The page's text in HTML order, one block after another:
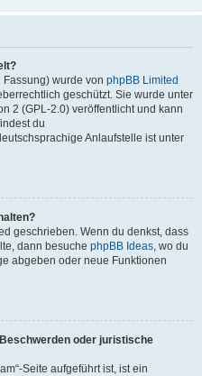
wurde von phpBB Limited
geschützt. Sie wurde unter
2 (GPL-2.0) veröffentlicht und kann
du
Anlaufstelle ist unter
geschrieben. Wenn du denkst, dass
dann besuche phpBB Ideas, wo du
abgeben oder neue Funktionen
oder juristische
Seite aufgeführt ist, ist ein